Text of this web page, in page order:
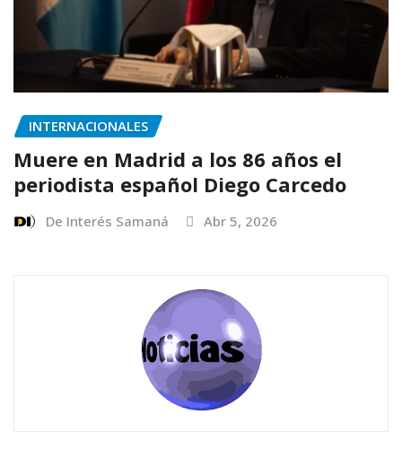
INTERNACIONALES
Muere en Madrid a los 86 años el
periodista español Diego Carcedo
De Interés Samaná Abr 5, 2026